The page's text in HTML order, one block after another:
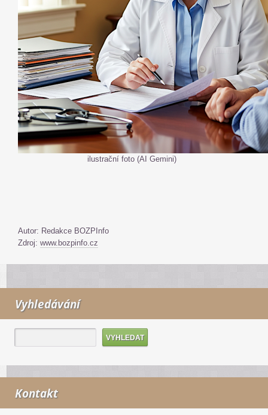
ilustrační foto (AI Gemini)
Autor: Redakce BOZPInfo
Zdroj: www.bozpinfo.cz
Vyhledávání
Kontakt